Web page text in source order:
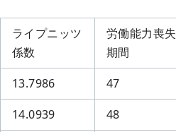
ライプニッツ
係数
労働能力喪失
期間
13.7986 47
14.0939 48